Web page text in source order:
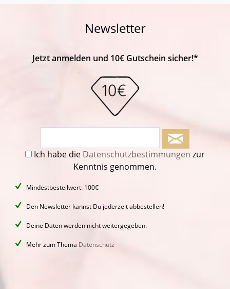
Newsletter
Jetzt anmelden und 10€ Gutschein sicher!*
Ich habe die Datenschutzbestimmungen zur
Kenntnis genommen.
Mindestbestellwert: 100€
Den Newsletter kannst Du jederzeit abbestellen!
Deine Daten werden nicht weitergegeben.
Mehr zum Thema Datenschutz